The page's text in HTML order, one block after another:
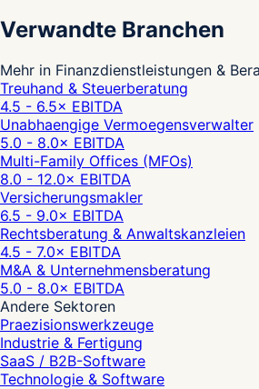
Verwandte Branchen
Mehr in Finanzdienstleistungen &
Treuhand & Steuerberatung
4.5 - 6.5× EBITDA
Unabhaengige Vermoegensverwalter
5.0 - 8.0× EBITDA
Multi-Family Offices (MFOs)
8.0 - 12.0× EBITDA
Versicherungsmakler
6.5 - 9.0× EBITDA
Rechtsberatung & Anwaltskanzleien
4.5 - 7.0× EBITDA
M&A & Unternehmensberatung
5.0 - 8.0× EBITDA
Andere Sektoren
Praezisionswerkzeuge
Industrie & Fertigung
SaaS / B2B-Software
Technologie & Software